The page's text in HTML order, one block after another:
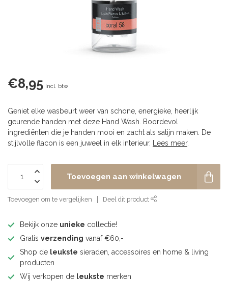
€8,95 Incl. btw
Geniet elke wasbeurt weer van schone, energieke, heerlijk
geurende handen met deze Hand Wash. Boordevol
ingrediënten die je handen mooi en zacht als satijn maken. De
stijlvolle flacon is een juweel in elk interieur.
Lees meer.
Toevoegen aan winkelwagen
Toevoegen om te vergelijken Deel dit product
Bekijk onze unieke collectie!
Gratis verzending vanaf €60,-
Shop de leukste sieraden, accessoires en home & living
producten
Wij verkopen de leukste merken